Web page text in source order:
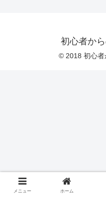
初心者か
© 2018 初心者
メニュー ホーム